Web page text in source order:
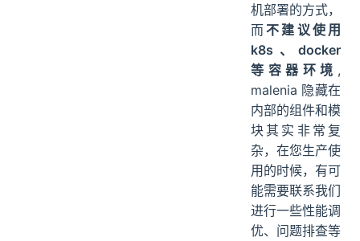
机部署的方式，
而不建议使用
k8s、docker
等容器环境 ,
malenia 隐藏在
内部的组件和模
块其实非常复
杂，在您生产使
用的时候，有可
能需要联系我们
进行一些性能调
优、问题排查等